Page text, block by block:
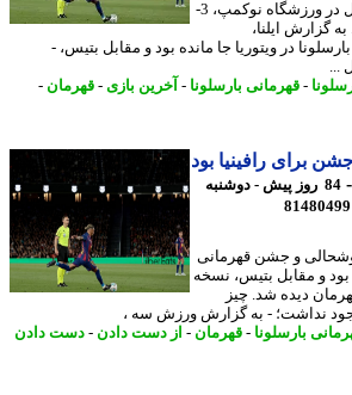
بارسلونا در آخرین بازی فصل در ورزشگاه نوکمپ، 3-
ایلنا،
در ویتوریا جا مانده بود و مقابل بتیس، -
-قهرمانی بارسلونا-آخرین بازی - قهرمان -
84 روز پیش - دوشنبه
و جشن قهرمانی
و مقابل بتیس، نسخه
دیده شد. چیز
- به گزارش ورزش سه ،
بارسلونا-قهرمان -از دست دادن-دست دادن